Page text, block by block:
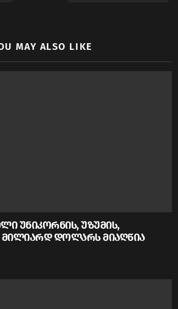
MAY ALSO LIKE
უნიკორნის, უზუმის,
მილიარდ დოლარს მიაღწია